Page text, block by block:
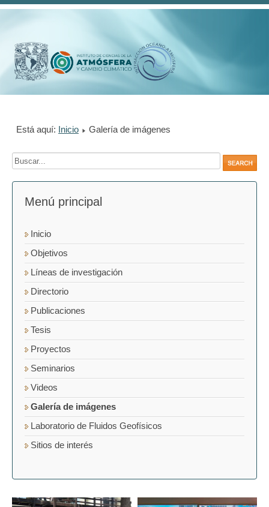
Está aquí: Inicio Galería de imágenes
Menú principal
Inicio
Objetivos
Líneas de investigación
Directorio
Publicaciones
Tesis
Proyectos
Seminarios
Videos
Galería de imágenes
Laboratorio de Fluidos Geofísicos
Sitios de interés